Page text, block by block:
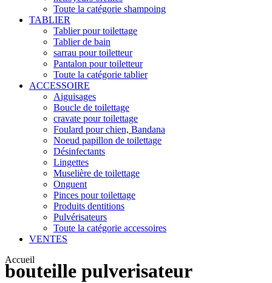
Toute la catégorie shampoing
TABLIER
Tablier pour toilettage
Tablier de bain
sarrau pour toiletteur
Pantalon pour toiletteur
Toute la catégorie tablier
ACCESSOIRE
Aiguisages
Boucle de toilettage
cravate pour toilettage
Foulard pour chien, Bandana
Noeud papillon de toilettage
Désinfectants
Lingettes
Muselière de toilettage
Onguent
Pinces pour toilettage
Produits dentitions
Pulvérisateurs
Toute la catégorie accessoires
VENTES
Accueil
bouteille pulverisateur